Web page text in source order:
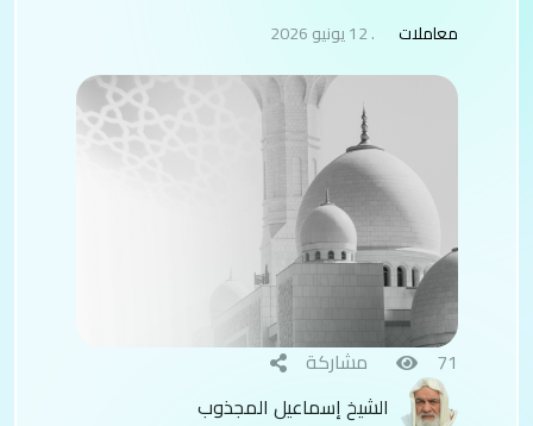
معاملات . 12 يونيو 2026
الشيخ إسماعيل المجذوب
71 مشاركة